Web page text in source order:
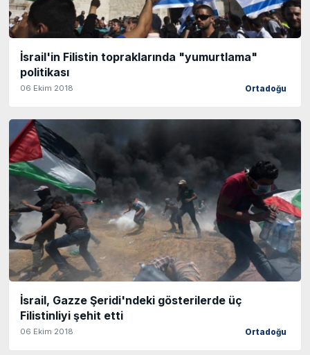
İsrail'in Filistin topraklarında "yumurtlama"
politikası
06 Ekim 2018 Ortadoğu
İsrail, Gazze Şeridi'ndeki gösterilerde üç
Filistinliyi şehit etti
06 Ekim 2018 Ortadoğu